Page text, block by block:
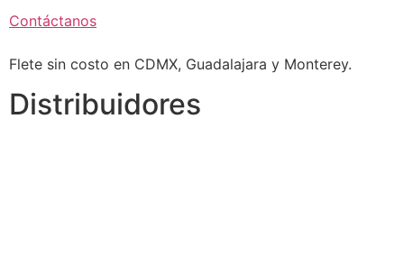
Contáctanos
Flete sin costo en CDMX, Guadalajara y Monterey.
Distribuidores